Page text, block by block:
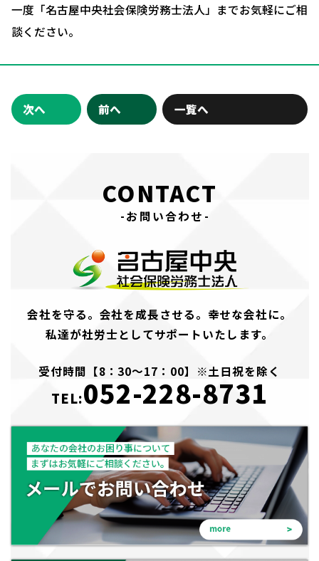
一度「名古屋中央社会保険労務士法人」までお気軽にご相
談ください。
次へ 前へ 一覧へ
CONTACT
-お問い合わせ-
会社を守る。会社を成長させる。幸せな会社に。
私達が社労士としてサポートいたします。
受付時間【8：30～17：00】※土日祝を除く
TEL:052-228-8731